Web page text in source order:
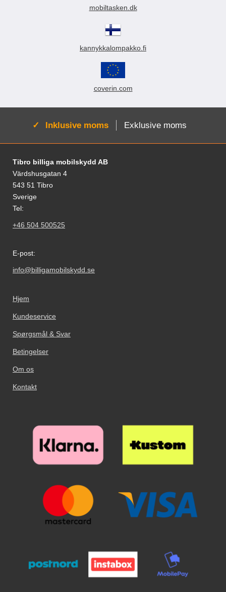
mobiltasken.dk
kannykkalompakko.fi
coverin.com
Aktiv:
Inklusive moms Exklusive moms
Fodnoter Blandede oplysninger og links
Tibro billiga mobilskydd AB
Värdshusgatan 4
543 51 Tibro
Sverige
Tel:
+46 504 500525
E-post:
info@billigamobilskydd.se
Hjem
Kundeservice
Spørgsmål & Svar
Betingelser
Om os
Kontakt